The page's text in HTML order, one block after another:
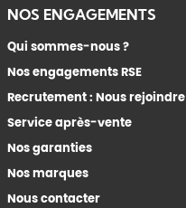
NOS ENGAGEMENTS
Qui sommes-nous ?
Nos engagements RSE
Recrutement : Nous rejoindre
Service après-vente
Nos garanties
Nos marques
Nous contacter